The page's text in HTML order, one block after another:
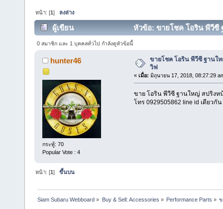
หน้า: [1] ลงล่าง
ผู้เขียน หัวข้อ: ขายโชค โอริน พีวีซี
0 สมาชิก และ 1 บุคคลทั่วไป กำลังดูหัวข้อนี้
hunter46
กระทู้: 70
Popular Vote : 4
ขายโชค โอริน พีวีซี ฐานใ
วิฟ
« เมื่อ: มิถุนายน 17, 2018, 08:27:29
ขาย โอริน พีวีซี ฐานใหญ่ สปริงห
โทร 0929505862 line id เดียวกัน
หน้า: [1]ขึ้นบน
Siam Subaru Webboard » Buy & Sell: Accessories » Performance Parts »